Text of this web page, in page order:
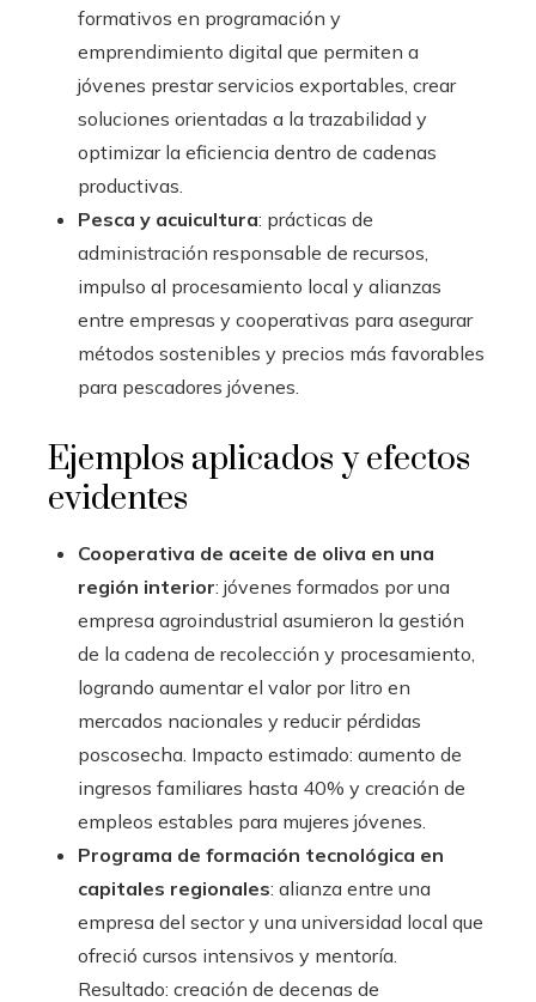
formativos en programación y
emprendimiento digital que permiten a
jóvenes prestar servicios exportables, crear
soluciones orientadas a la trazabilidad y
optimizar la eficiencia dentro de cadenas
productivas.
Pesca y acuicultura: prácticas de
administración responsable de recursos,
impulso al procesamiento local y alianzas
entre empresas y cooperativas para asegurar
métodos sostenibles y precios más favorables
para pescadores jóvenes.
Ejemplos aplicados y efectos
evidentes
Cooperativa de aceite de oliva en una
región interior: jóvenes formados por una
empresa agroindustrial asumieron la gestión
de la cadena de recolección y procesamiento,
logrando aumentar el valor por litro en
mercados nacionales y reducir pérdidas
poscosecha. Impacto estimado: aumento de
ingresos familiares hasta 40% y creación de
empleos estables para mujeres jóvenes.
Programa de formación tecnológica en
capitales regionales: alianza entre una
empresa del sector y una universidad local que
ofreció cursos intensivos y mentoría.
Resultado: creación de decenas de